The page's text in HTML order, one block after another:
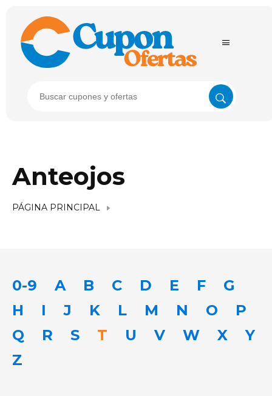
Anteojos
PÁGINA PRINCIPAL
0-9 A B C D E F
G
H
I J K L M N O
P
Q
R S T U V W X
Y
Z